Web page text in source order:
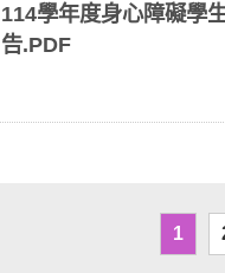
114學年度身心障礙學
告.PDF
1